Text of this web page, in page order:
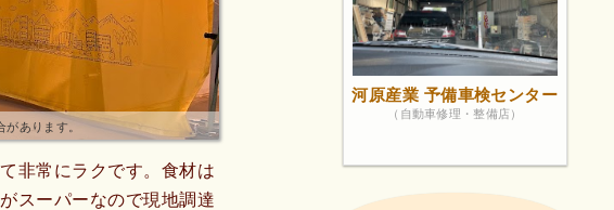
あります。
非常にラクです。食材は
スーパーなので現地調達
河原産業 予備車検センター
（自動車修理・整備店）